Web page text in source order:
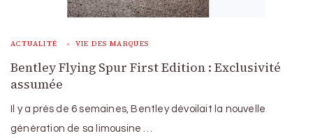
ACTUALITÉ VIE DES MARQUES
Bentley Flying Spur First Edition : Exclusivité
assumée
Il y a près de 6 semaines, Bentley dévoilait la nouvelle
génération de sa limousine …